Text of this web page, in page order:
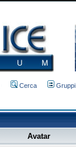
Cerca Gruppi
Avatar